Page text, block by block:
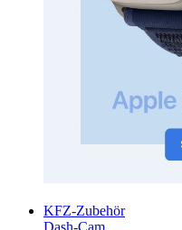
KFZ-Zubehör
Dash-Cam